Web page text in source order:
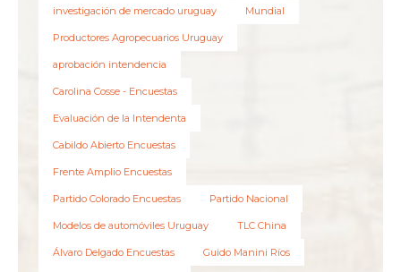
investigación de mercado uruguay Mundial
Productores Agropecuarios Uruguay
aprobación intendencia
Carolina Cosse - Encuestas
Evaluación de la Intendenta
Cabildo Abierto Encuestas
Frente Amplio Encuestas
Partido Colorado Encuestas Partido Nacional
Modelos de automóviles Uruguay TLC China
Álvaro Delgado Encuestas Guido Manini Ríos